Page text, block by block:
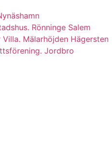
Rönninge Salem
Mälarhöjden Hägersten
Jordbro